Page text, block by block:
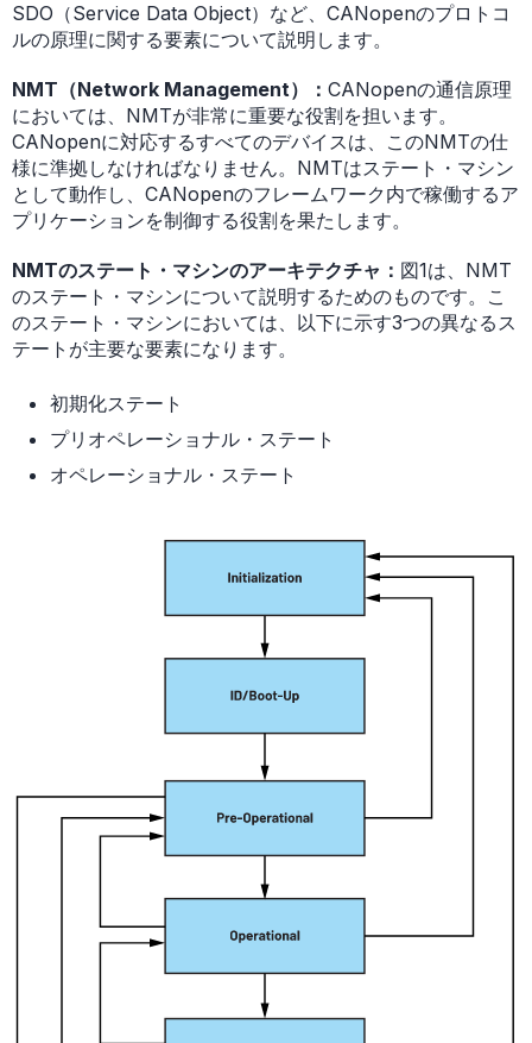
SDO（Service Data Object）など、CANopenのプロトコ
ルの原理に関する要素について説明します。
NMT（Network Management）： CANopenの通信原理
においては、NMTが非常に重要な役割を担います。
CANopenに対応するすべてのデバイスは、このNMTの仕
様に準拠しなければなりません。NMTはステート・マシン
として動作し、CANopenのフレームワーク内で稼働するア
プリケーションを制御する役割を果たします。
NMTのステート・マシンのアーキテクチャ： 図1は、NMT
のステート・マシンについて説明するためのものです。こ
のステート・マシンにおいては、以下に示す3つの異なるス
テートが主要な要素になります。
初期化ステート
プリオペレーショナル・ステート
オペレーショナル・ステート